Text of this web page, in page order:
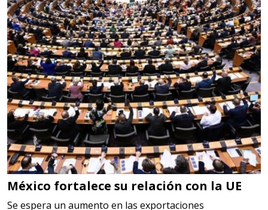
Aplicar al Requerimiento
Empresa en Querétaro
Requiere:
HERRAMIENTAS DE CORTE
Especificaciones:
HSS, CON RECUBRIMIENTO,
CARBURO, RIMAS, ENDMILLS,
BROCAS, LIMAS, ETC
Aplicar al Requerimiento
México fortalece su relación con la UE
Se espera un aumento en las exportaciones